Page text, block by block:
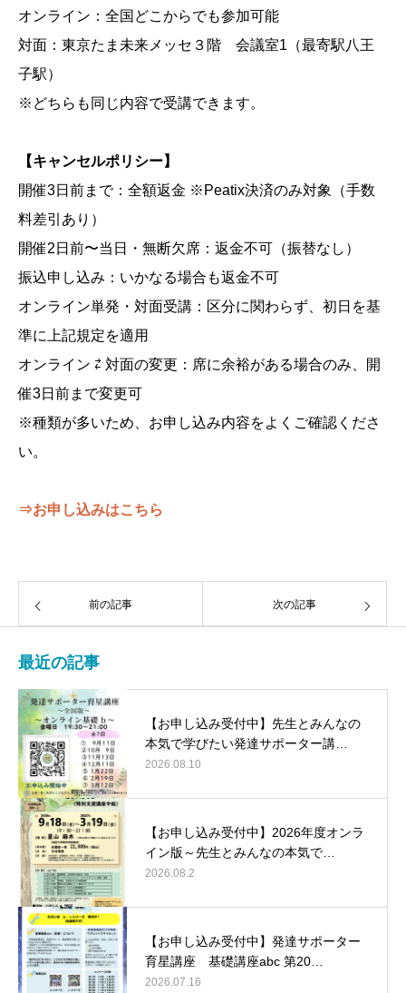
オンライン：全国どこからでも参加可能
対面：東京たま未来メッセ３階 会議室1（最寄駅八王
子駅）
※どちらも同じ内容で受講できます。
【キャンセルポリシー】
開催3日前まで：全額返金 ※Peatix決済のみ対象（手数
料差引あり）
開催2日前〜当日・無断欠席：返金不可（振替なし）
振込申し込み：いかなる場合も返金不可
オンライン単発・対面受講：区分に関わらず、初日を基
準に上記規定を適用
オンライン ⇄ 対面の変更：席に余裕がある場合のみ、開
催3日前まで変更可
※種類が多いため、お申し込み内容をよくご確認くださ
い。
⇒お申し込みはこちら
前の記事 次の記事
最近の記事
【お申し込み受付中】先生とみんなの
本気で学びたい発達サポーター講…
2026.08.10
【お申し込み受付中】2026年度オンラ
イン版～先生とみんなの本気で…
2026.08.2
【お申し込み受付中】発達サポーター
育星講座 基礎講座abc 第20…
2026.07.16